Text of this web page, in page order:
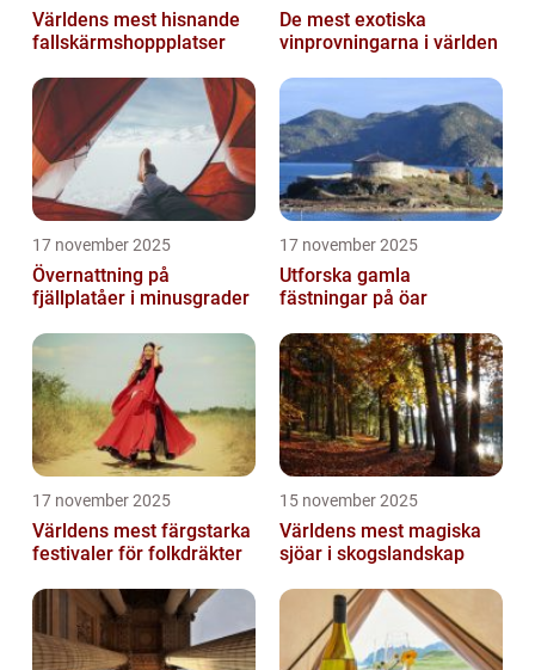
Världens mest hisnande
fallskärmshoppplatser
De mest exotiska
vinprovningarna i världen
17 november 2025
Övernattning på
fjällplatåer i minusgrader
17 november 2025
Utforska gamla
fästningar på öar
17 november 2025
Världens mest färgstarka
festivaler för folkdräkter
15 november 2025
Världens mest magiska
sjöar i skogslandskap